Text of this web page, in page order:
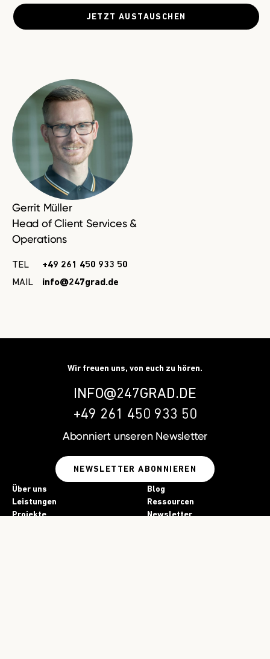
JETZT AUSTAUSCHEN
Gerrit Müller
Head of Client Services &
Operations
TEL
+49 261 450 933 50
MAIL
info@247grad.de
Wir freuen uns, von euch zu hören.
INFO@247GRAD.DE
+49 261 450 933 50
Abonniert unseren Newsletter
NEWSLETTER ABONNIEREN
Über uns
Leistungen
Projekte
Blog
Ressourcen
Newsletter